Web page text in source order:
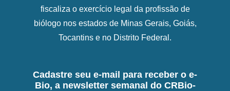
fiscaliza o exercício legal da profissão de
biólogo nos estados de Minas Gerais, Goiás,
Tocantins e no Distrito Federal.
Cadastre seu e-mail para receber o e-
Bio, a newsletter semanal do CRBio-